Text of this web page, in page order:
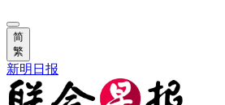
简
繁
新明日报